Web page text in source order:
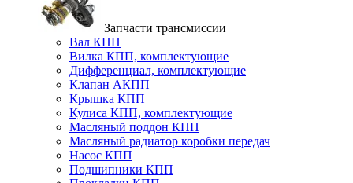
Запчасти трансмиссии
Вал КПП
Вилка КПП, комплектующие
Дифференциал, комплектующие
Клапан АКПП
Крышка КПП
Кулиса КПП, комплектующие
Масляный поддон КПП
Масляный радиатор коробки передач
Насос КПП
Подшипники КПП